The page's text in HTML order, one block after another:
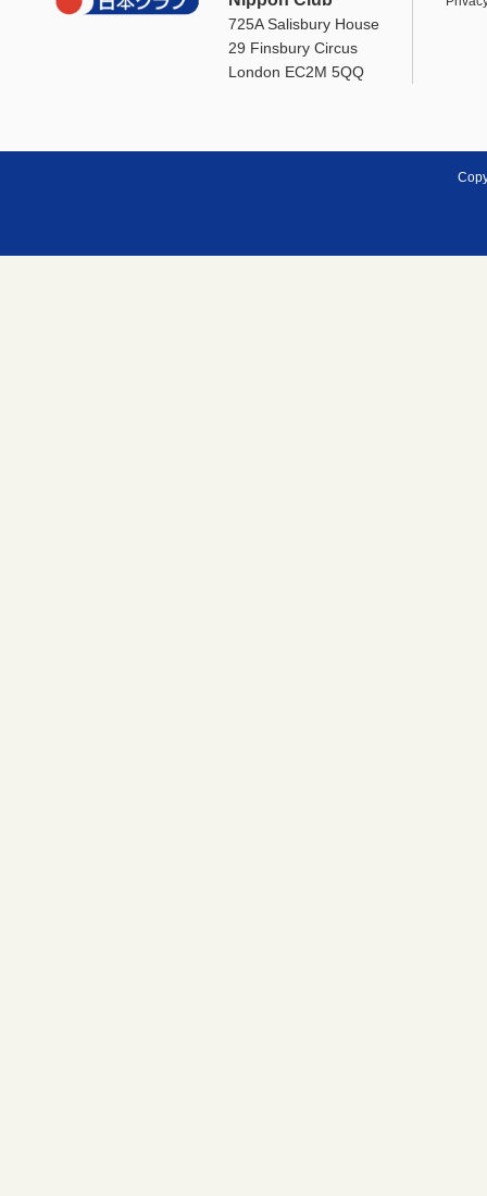
725A Salisbury House
29 Finsbury Circus
London EC2M 5QQ